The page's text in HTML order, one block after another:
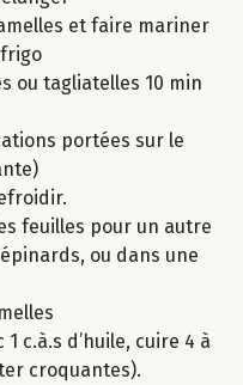
et faire mariner
ou tagliatelles 10 min
portées sur le
feuilles pour un autre
ou dans une
c.à.s d’huile, cuire 4 à
croquantes).